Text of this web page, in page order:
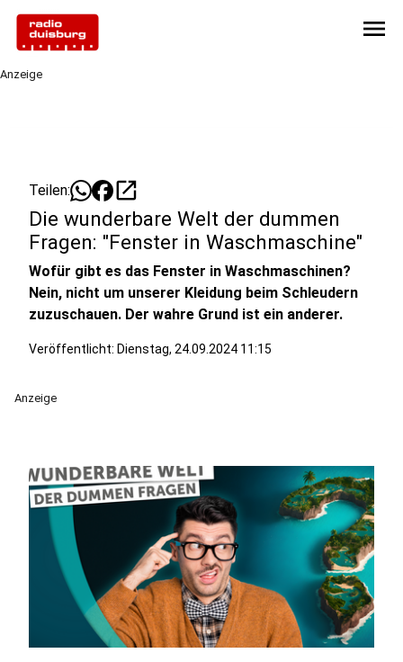
menu
Anzeige
Teilen: open_in_new
Die wunderbare Welt der dummen
Fragen: "Fenster in Waschmaschine"
Wofür gibt es das Fenster in Waschmaschinen?
Nein, nicht um unserer Kleidung beim Schleudern
zuzuschauen. Der wahre Grund ist ein anderer.
Veröffentlicht: Dienstag, 24.09.2024 11:15
Anzeige